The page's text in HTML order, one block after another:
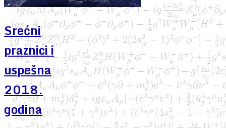
Srećni
praznici i
uspešna
2018.
godina